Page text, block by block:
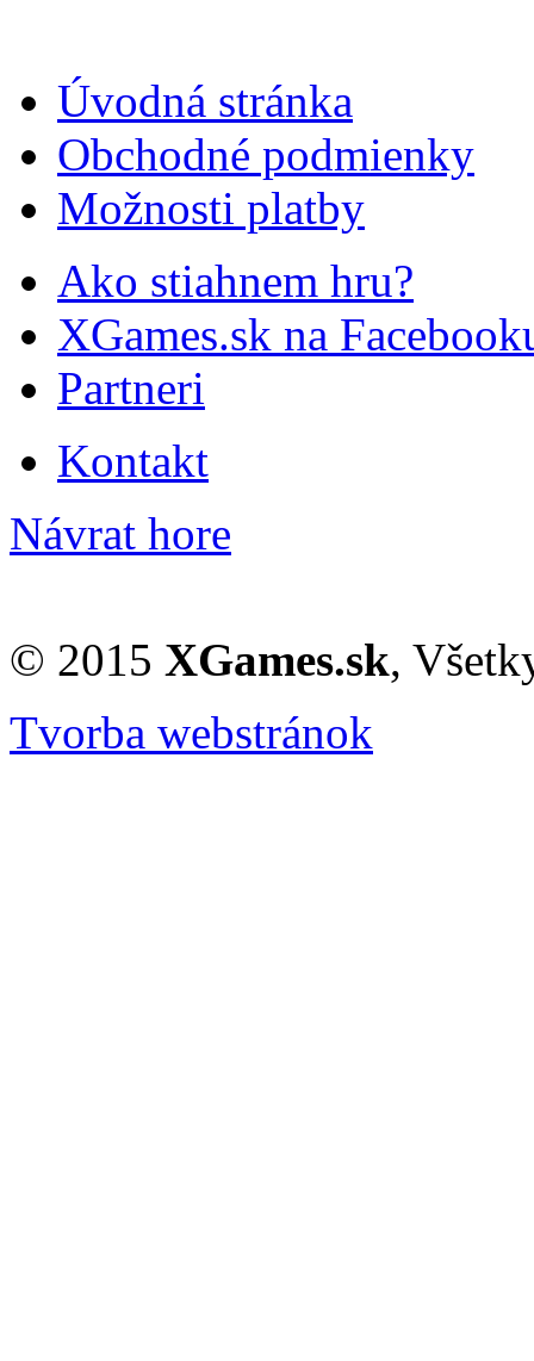
Úvodná stránka
Obchodné podmienky
Možnosti platby
Ako stiahnem hru?
XGames.sk na
Partneri
Kontakt
Návrat hore
© 2015 XGames.sk,
Tvorba webstránok